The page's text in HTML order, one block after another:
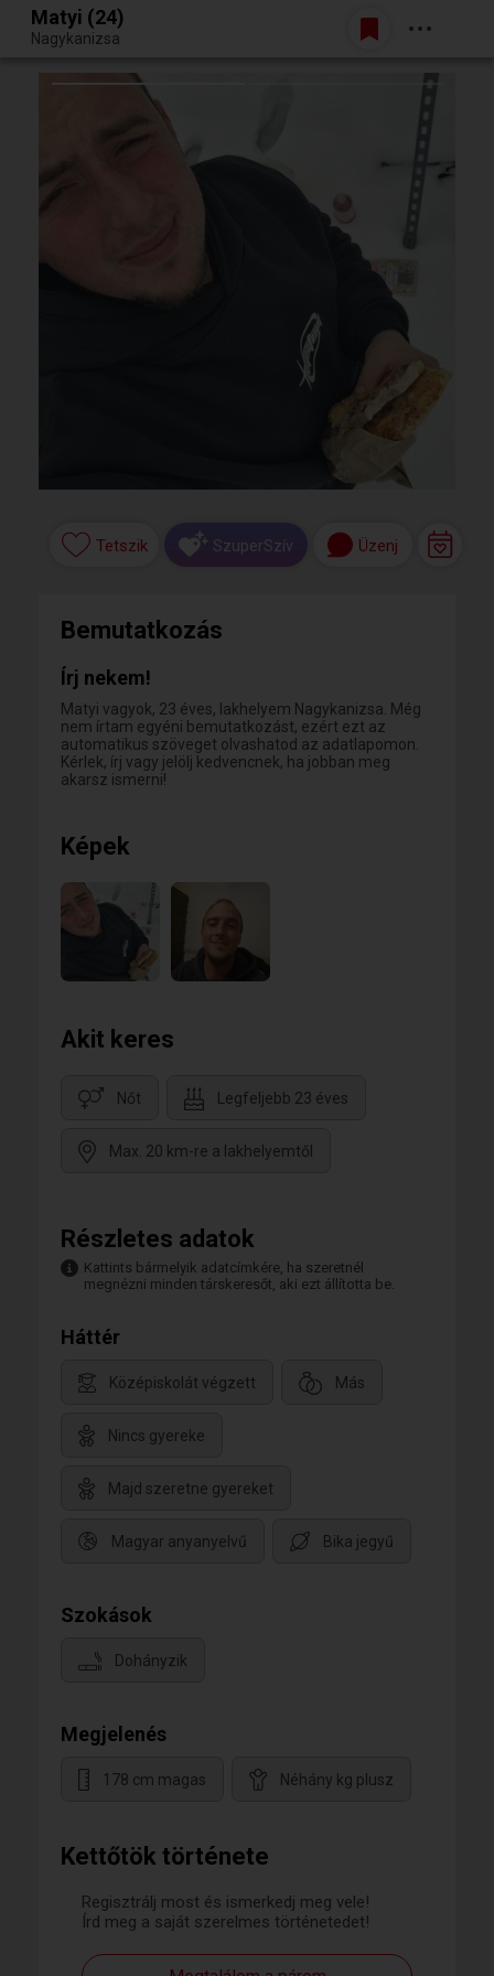
Egy jó randiból bármi lehet.
Belépés
Matyi (24)
Nagykanizsa
Kettőtök története
Regisztrálj most és ismerkedj meg vele!
Írd meg a saját szerelmes történetedet!
Tetszik SzuperSzív Üzenj
Bemutatkozás
Írj nekem!
Matyi vagyok, 23 éves, lakhelyem Nagykanizsa. Még
nem írtam egyéni bemutatkozást, ezért ezt az
automatikus szöveget olvashatod az adatlapomon.
Kérlek, írj vagy jelölj kedvencnek, ha jobban meg
akarsz ismerni!
Képek
Akit keres
Nőt Legfeljebb 23 éves
Max. 20 km-re a lakhelyemtől
Részletes adatok
Kattints bármelyik adatcímkére, ha szeretnél
megnézni minden társkeresőt, aki ezt állította be.
Háttér
Középiskolát végzett Más
Nincs gyereke
Majd szeretne gyereket
Magyar anyanyelvű Bika jegyű
Szokások
Dohányzik
Megjelenés
178 cm magas Néhány kg plusz